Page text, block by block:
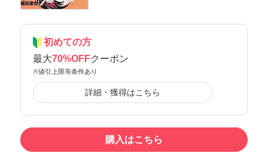
初めての方
最大70%OFFクーポン
※値引上限等条件あり
詳細・獲得はこちら
購入はこちら